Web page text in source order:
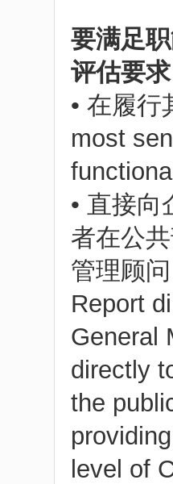
要满足
评估要
• 在履
most
• 直接
者在公
管理顾
Report
General
directly
the
level of